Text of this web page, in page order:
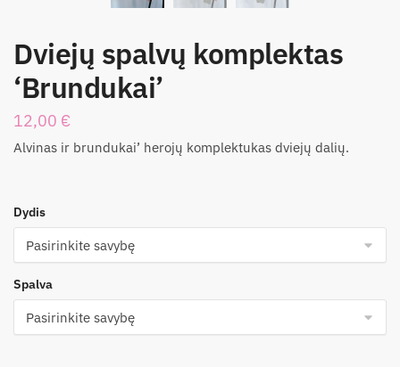
Dviejų spalvų komplektas
‘Brundukai’
12,00 €
Alvinas ir brundukai’ herojų komplektukas dviejų dalių.
Dydis
Spalva